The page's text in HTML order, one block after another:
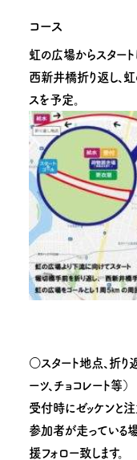
コース
虹の広場からスタート
西新井橋折り返し、
スを予定。
○スタート地点、折り
ーツ、チョコレート等）
受付時にゼッケンと注
参加者が走っている
援フォロー致します。